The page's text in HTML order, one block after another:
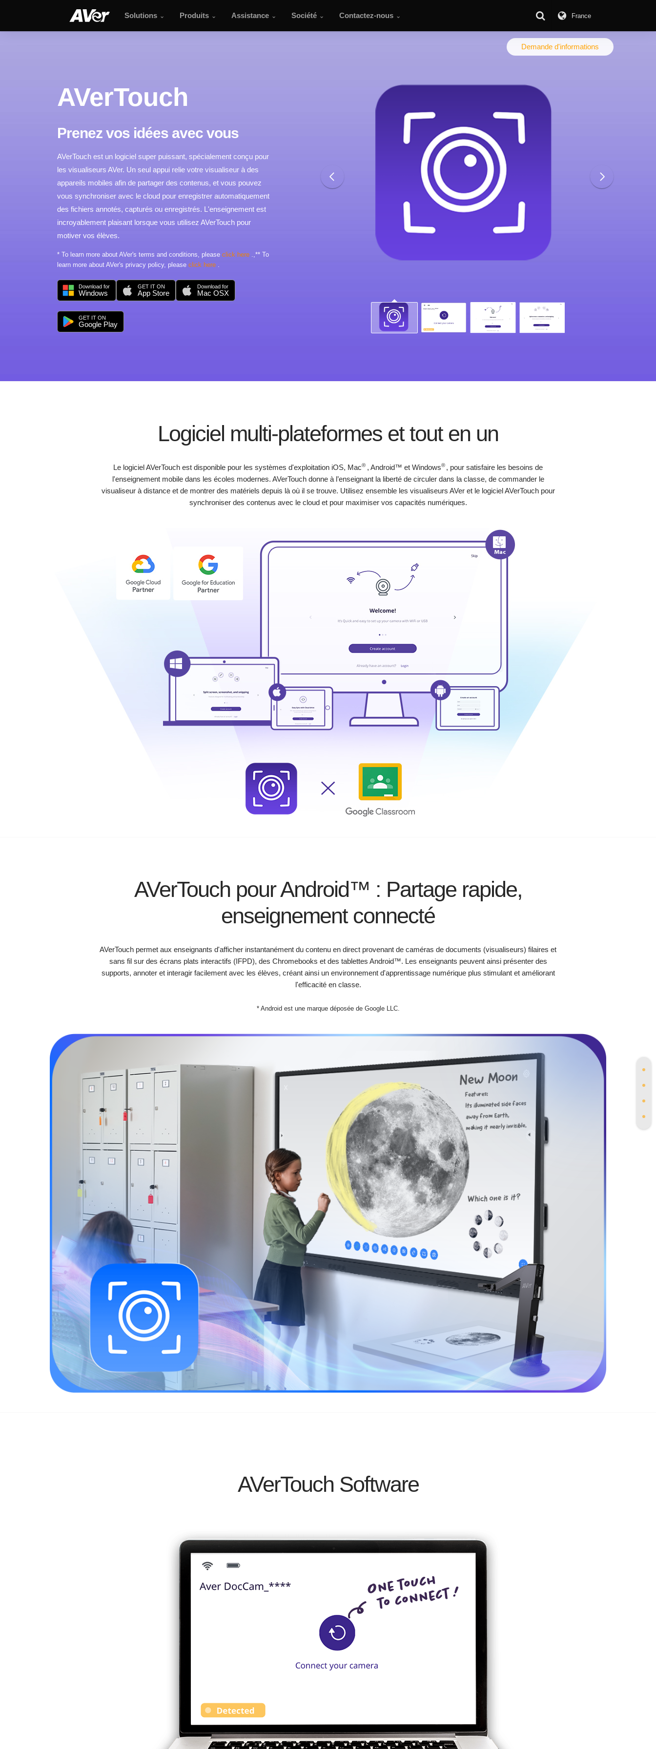
Solutions Produits Assistance Société Contactez-nous France
Demande d'informations
AVerTouch
Prenez vos idées avec vous
AVerTouch est un logiciel super puissant, spécialement conçu pour
les visualiseurs AVer. Un seul appui relie votre visualiseur à des
appareils mobiles afin de partager des contenus, et vous pouvez
vous synchroniser avec le cloud pour enregistrer automatiquement
des fichiers annotés, capturés ou enregistrés. L'enseignement est
incroyablement plaisant lorsque vous utilisez AVerTouch pour
motiver vos élèves.
* To learn more about AVer's terms and conditions, please click here .,** To
learn more about AVer's privacy policy, please click here .
Download for
Windows
GET IT ON
App Store
Download for
Mac OSX
GET IT ON
Google Play
Logiciel multi-plateformes et tout en un
Le logiciel AVerTouch est disponible pour les systèmes d'exploitation iOS, Mac® , Android™ et Windows® , pour satisfaire les besoins de
l'enseignement mobile dans les écoles modernes. AVerTouch donne à l’enseignant la liberté de circuler dans la classe, de commander le
visualiseur à distance et de montrer des matériels depuis là où il se trouve. Utilisez ensemble les visualiseurs AVer et le logiciel AVerTouch pour
synchroniser des contenus avec le cloud et pour maximiser vos capacités numériques.
AVerTouch pour Android™ : Partage rapide,
enseignement connecté
AVerTouch permet aux enseignants d'afficher instantanément du contenu en direct provenant de caméras de documents (visualiseurs) filaires et
sans fil sur des écrans plats interactifs (IFPD), des Chromebooks et des tablettes Android™. Les enseignants peuvent ainsi présenter des
supports, annoter et interagir facilement avec les élèves, créant ainsi un environnement d'apprentissage numérique plus stimulant et améliorant
l'efficacité en classe.
* Android est une marque déposée de Google LLC.
AVerTouch Software